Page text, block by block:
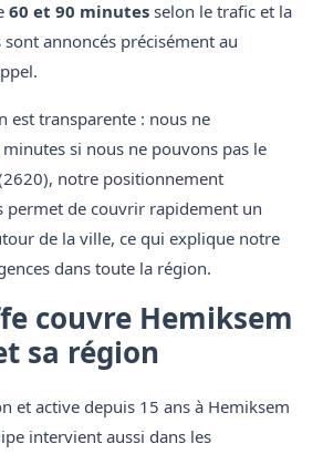
60 et 90 minutes selon le trafic et la
sont annoncés précisément au
est transparente : nous ne
si nous ne pouvons pas le
notre positionnement
permet de couvrir rapidement un
de la ville, ce qui explique notre
dans toute la région.
couvre Hemiksem
sa région
et active depuis 15 ans à Hemiksem
intervient aussi dans les